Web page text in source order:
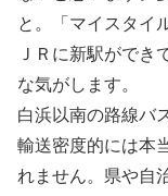
と。「マイスタイ
ＪＲに新駅がで
な気がします。
白浜以南の路線バ
輸送密度的には本
れません。県や自